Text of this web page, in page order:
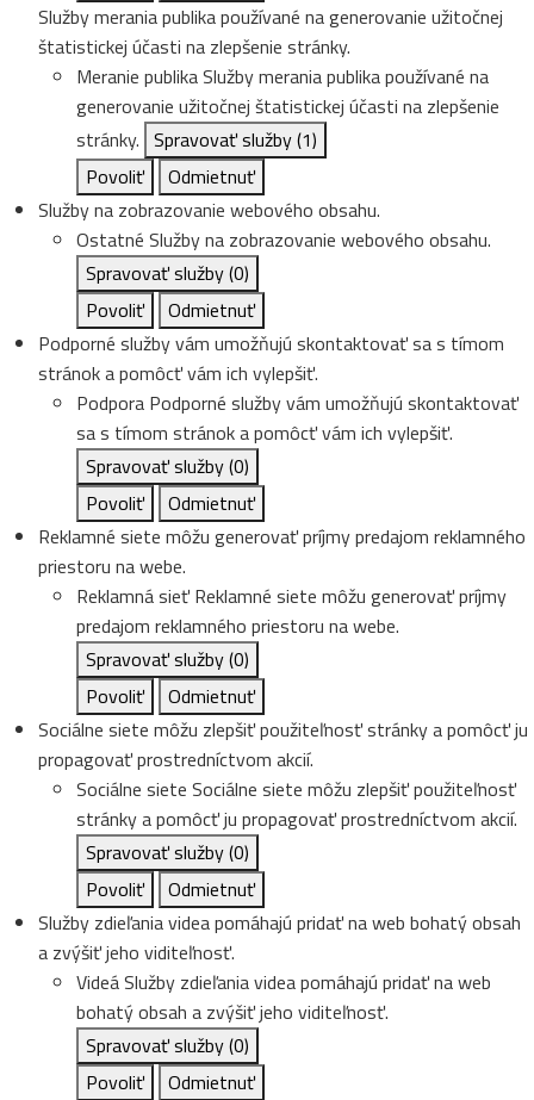
Služby merania publika používané na generovanie užitočnej
štatistickej účasti na zlepšenie stránky.
Meranie publikaSlužby merania publika používané na
generovanie užitočnej štatistickej účasti na zlepšenie
stránky. Spravovať služby(1)
Povoliť
Odmietnuť
Služby na zobrazovanie webového obsahu.
Ostatné Služby na zobrazovanie webového obsahu.
Spravovať služby(0)
Povoliť
Odmietnuť
Podporné služby vám umožňujú skontaktovať sa s tímom
stránok a pomôcť vám ich vylepšiť.
Podpora Podporné služby vám umožňujú skontaktovať
sa s tímom stránok a pomôcť vám ich vylepšiť.
Spravovať služby(0)
Povoliť
Odmietnuť
Reklamné siete môžu generovať príjmy predajom reklamného
priestoru na webe.
Reklamná sieť Reklamné siete môžu generovať príjmy
predajom reklamného priestoru na webe.
Spravovať služby(0)
Povoliť
Odmietnuť
Sociálne siete môžu zlepšiť použiteľnosť stránky a pomôcť ju
propagovať prostredníctvom akcií.
Sociálne siete Sociálne siete môžu zlepšiť použiteľnosť
stránky a pomôcť ju propagovať prostredníctvom akcií.
Spravovať služby(0)
Povoliť
Odmietnuť
Služby zdieľania videa pomáhajú pridať na web bohatý obsah
a zvýšiť jeho viditeľnosť.
VideáSlužby zdieľania videa pomáhajú pridať na web
bohatý obsah a zvýšiť jeho viditeľnosť.
Spravovať služby(0)
Povoliť
Odmietnuť